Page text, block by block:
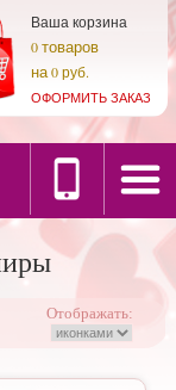
Ваша корзина
0товаров
на0 руб.
ОФОРМИТЬ ЗАКАЗ
Отображать: